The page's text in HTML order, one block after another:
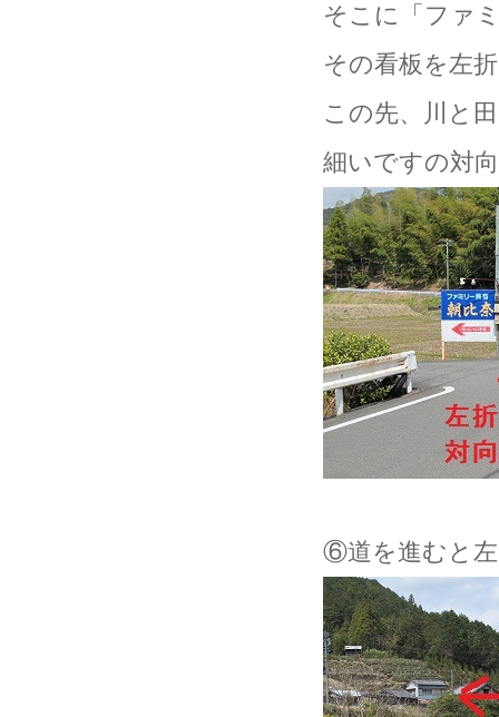
そこに「ファ
その看板を左
この先、川と
細いですの対
⑥道を進むと